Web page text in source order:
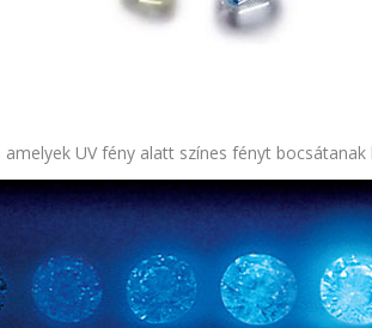
UV fény alatt színes fényt bocsátanak